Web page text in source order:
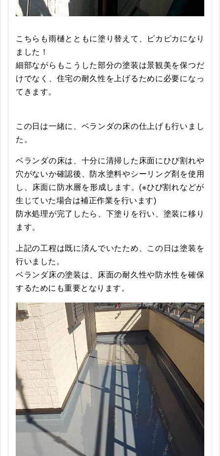
こちらも雨樋とともに塗り替えて、ピカピカになり
ました！
細部ながらもこうした部分の塗装は景観美を保つだ
けでなく、住宅の耐久性を上げるために必要になっ
てきます。
この日は一緒に、ベランダの床の仕上げも行いまし
た。
ベランダの床は、十分に清掃した床面にひび割れや
穴がないか確認後、防水塗料やシーリング剤を使用
し、床面に防水層を形成します。(※ひび割れなどが
生じていた場合は補正作業を行います)
防水処理が完了したら、下塗りを行い、塗装に移り
ます。
上記の工程は既に済んでいたため、この日は塗装を
行いました。
ベランダ床の塗装は、床面の耐久性や防水性を確保
するためにも重要となります。